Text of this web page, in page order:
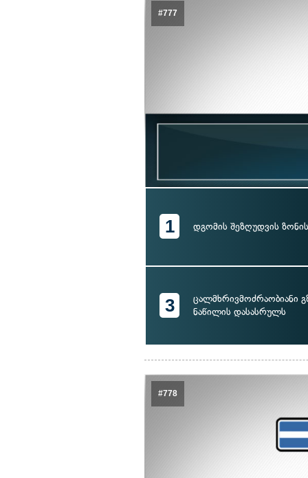
#777
1 დგომის შეზღუდვის
3
ცალმხრივმოძრაობიანი
ნაწილის დასასრულს
#778